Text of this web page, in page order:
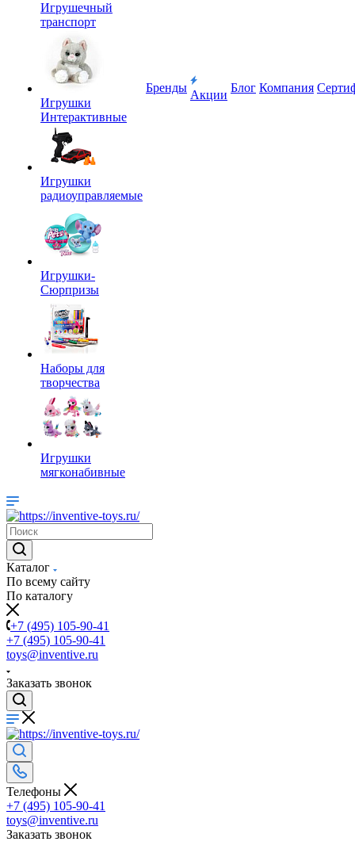
Игрушечный
транспорт
Игрушки
Интерактивные
Игрушки
радиоуправляемые
Игрушки-
Сюрпризы
Наборы для
творчества
Игрушки
мягконабивные
Бренды
Акции
Блог Компания
Каталог
По всему сайту
По каталогу
+7 (495) 105-90-41
+7 (495) 105-90-41
toys@inventive.ru
Заказать звонок
Телефоны
+7 (495) 105-90-41
toys@inventive.ru
Заказать звонок